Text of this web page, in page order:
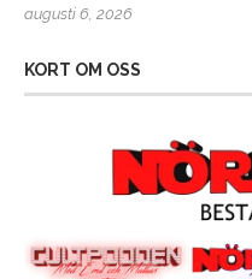
augusti 6, 2026
KORT OM OSS